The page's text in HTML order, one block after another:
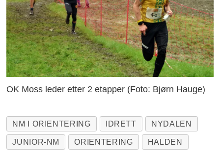
OK Moss leder etter 2 etapper (Foto: Bjørn Hauge)
NM I ORIENTERING IDRETT NYDALEN
JUNIOR-NM ORIENTERING HALDEN